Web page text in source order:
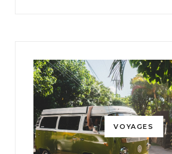
VOYAGES